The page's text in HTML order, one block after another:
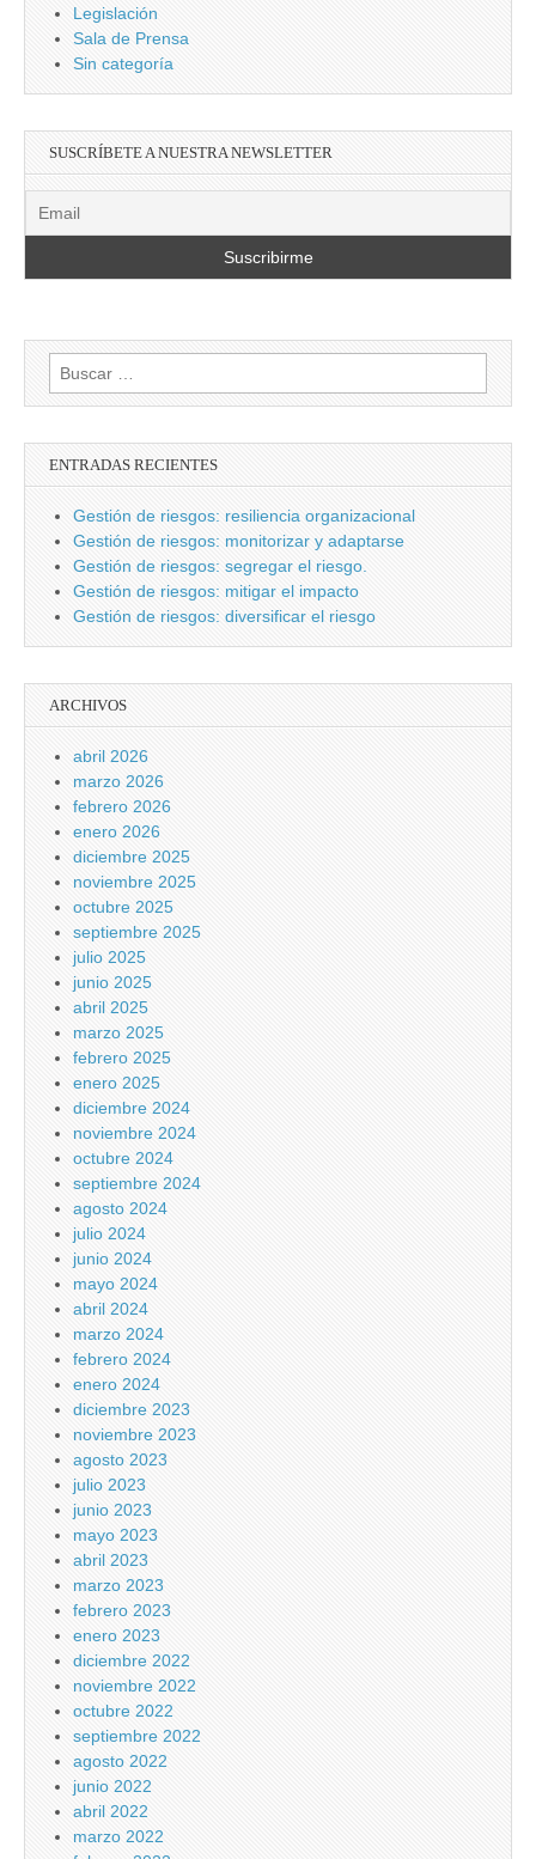
Legislación
Sala de Prensa
Sin categoría
SUSCRÍBETE A NUESTRA NEWSLETTER
Buscar:
ENTRADAS RECIENTES
Gestión de riesgos: resiliencia organizacional
Gestión de riesgos: monitorizar y adaptarse
Gestión de riesgos: segregar el riesgo.
Gestión de riesgos: mitigar el impacto
Gestión de riesgos: diversificar el riesgo
ARCHIVOS
abril 2026
marzo 2026
febrero 2026
enero 2026
diciembre 2025
noviembre 2025
octubre 2025
septiembre 2025
julio 2025
junio 2025
abril 2025
marzo 2025
febrero 2025
enero 2025
diciembre 2024
noviembre 2024
octubre 2024
septiembre 2024
agosto 2024
julio 2024
junio 2024
mayo 2024
abril 2024
marzo 2024
febrero 2024
enero 2024
diciembre 2023
noviembre 2023
agosto 2023
julio 2023
junio 2023
mayo 2023
abril 2023
marzo 2023
febrero 2023
enero 2023
diciembre 2022
noviembre 2022
octubre 2022
septiembre 2022
agosto 2022
junio 2022
abril 2022
marzo 2022